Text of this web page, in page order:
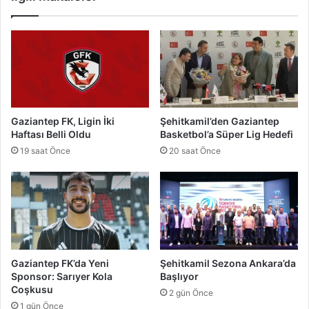
c
ü
l
e
i
N
e
a
m
a
:
B
a
y
r
a
m
o
n
r
a
s
Gaziantep FK, Ligin İki
Haftası Belli Oldu
19 saat Önce
Şehitkamil’den Gaziantep
Basketbol’a Süper Lig Hedefi
20 saat Önce
Gaziantep FK’da Yeni
Sponsor: Sarıyer Kola
Coşkusu
1 gün Önce
Şehitkamil Sezona Ankara’da
Başlıyor
2 gün Önce